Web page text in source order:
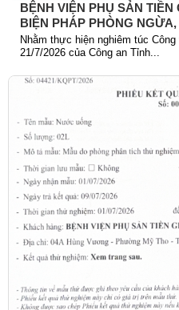
BỆNH VIỆN PHỤ SẢN
BIỆN PHÁP PHÒNG
TRỘM CẮP TÀI SẢN
Nhằm thực hiện nghiêm túc
21/7/2026 của Công an Tỉnh...